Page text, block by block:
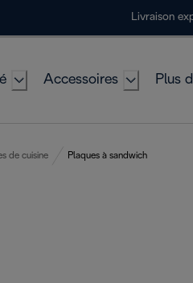
Livraison
Accessoires Plus
de cuisine Plaques à sandwich